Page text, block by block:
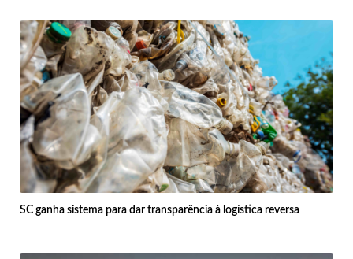
SC ganha sistema para dar transparência à logística reversa